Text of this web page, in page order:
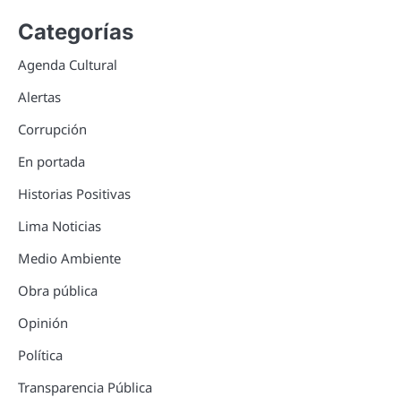
Categorías
Agenda Cultural
Alertas
Corrupción
En portada
Historias Positivas
Lima Noticias
Medio Ambiente
Obra pública
Opinión
Política
Transparencia Pública